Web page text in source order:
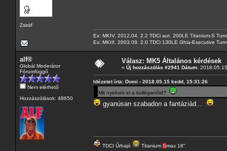
Zsiráf
Ex: MKIV, 2012.04. 2.2 TDCi aut. 200LE Titanium-S
Ex: MKIII, 2003.09. 2.0 TDCi 130LE Ghia-Executive
alf®
Globál Moderátor
Fórumfüggő
Nem elérhető
Hozzászólások: 48650
Válasz: MK5 Általános kérdések
« Új hozzászólás #2941 Dátum:
Idézetet írta: Domi - 2018.05.15 kedd, 15:31:26
Mit nyelnek el a kolléganőid?
gyanúsan szabadon a fantáziád...
TDCI Űrhajó Titanium Smax 18"